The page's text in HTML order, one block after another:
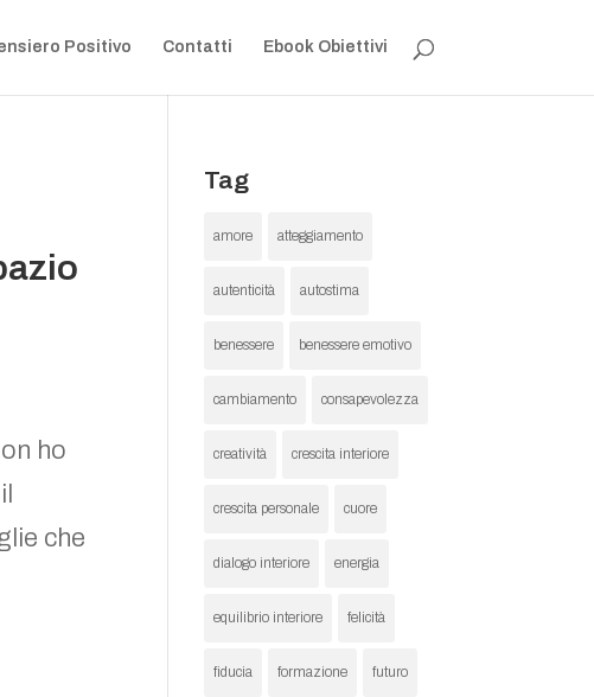
Positivo Contatti Ebook Obiettivi
ho
che
Tag
amore atteggiamento
autenticità autostima
benessere benessere emotivo
cambiamento consapevolezza
creatività crescita interiore
crescita personale cuore
dialogo interiore energia
equilibrio interiore felicità
fiducia formazione futuro